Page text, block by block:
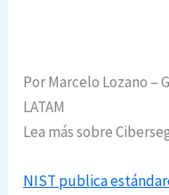
Por Marcelo Lozano –
LATAM
Lea más sobre
NIST publica